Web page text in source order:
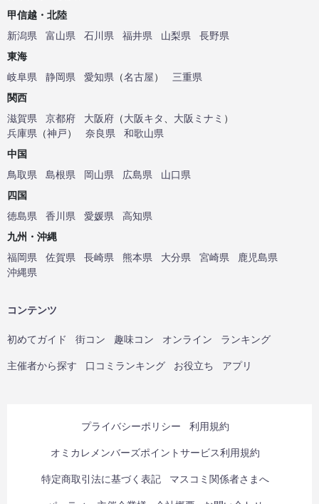
甲信越・北陸
新潟県
富山県 石川県 福井県 山梨県
長野県
東海
岐阜県
静岡県 愛知県 （名古屋）
三重県
関西
滋賀県
京都府 大阪府 （大阪キタ 大阪ミナミ ）
兵庫県 （神戸） 奈良県
和歌山県
中国
鳥取県
島根県 岡山県 広島県
山口県
四国
徳島県
香川県 愛媛県
高知県
九州・沖縄
福岡県
佐賀県 長崎県 熊本県 大分県 宮崎県
鹿児島県
沖縄県
コンテンツ
初めてガイド 街コン 趣味コン オンライン ランキング
主催者から探す 口コミランキング お役立ち アプリ
プライバシーポリシー 利用規約
オミカレメンバーズポイントサービス利用規約
特定商取引法に基づく表記 マスコミ関係者さまへ